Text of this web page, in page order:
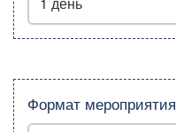
Формат мероприятия